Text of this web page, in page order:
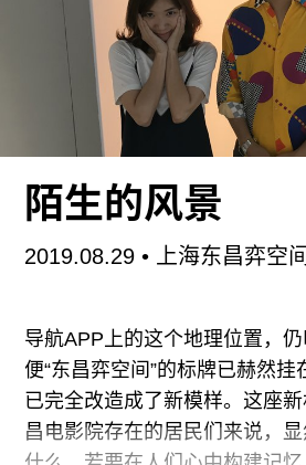
有图示又怎么知道最终哪个展
果真有观者把方案的汇集当成
禁让人有点啼笑皆非。
作为“策展课”的闭幕活动，这次
进行分享和对话。第一日的两场
展人”，第二日为“在地行动：策
制进行递进式反思，从艺术系
再从角色到行动，几乎面面俱到
话题就能看出讨论框架设置得
勃勃，以至于最后嘉宾们只能
人的实践，却又因为时间的限制
陌生的风景
2019.08.29• 上海东昌弈空
导航APP上的这个地理位置，
便“东昌弈空间”的标牌已赫然挂
已完全改造成了新模样。这座
昌电影院存在的居民们来说，